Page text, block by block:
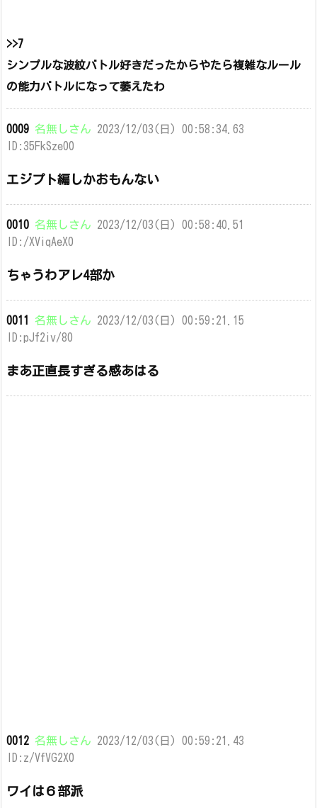
>>7
シンプルな波紋バトル好きだったからやたら複雑なルール
の能力バトルになって萎えたわ
0009 名無しさん 2023/12/03(日) 00:58:34.63
ID:35FkSze00
エジプト編しかおもんない
0010 名無しさん 2023/12/03(日) 00:58:40.51
ID:/XViqAeX0
ちゃうわアレ4部か
0011 名無しさん 2023/12/03(日) 00:59:21.15
ID:pJf2iv/80
まあ正直長すぎる感あはる
0012 名無しさん 2023/12/03(日) 00:59:21.43
ID:z/VfVG2X0
ワイは６部派